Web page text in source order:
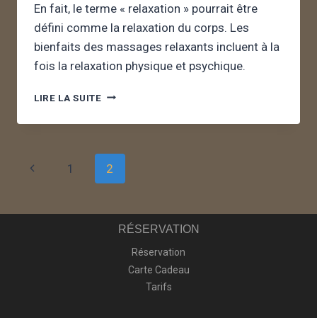
En fait, le terme « relaxation » pourrait être
défini comme la relaxation du corps. Les
bienfaits des massages relaxants incluent à la
fois la relaxation physique et psychique.
LIRE LA SUITE
1 2
RÉSERVATION
Réservation
Carte Cadeau
Tarifs